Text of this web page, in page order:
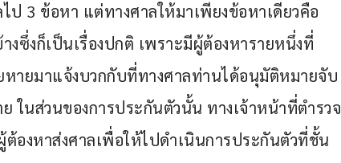
ป 3 ข้อหา แต่ทางศาลให้มาเพียงข้อหาเดียวคือ
งซึ่งก็เป็นเรื่องปกติ เพราะมีผู้ต้องหารายหนึ่งที่
ายมาแจ้งบวกกับที่ทางศาลท่านได้อนุมัติหมายจับ
ในส่วนของการประกันตัวนั้น ทางเจ้าหน้าที่ตำรวจ
องหาส่งศาลเพื่อให้ไปดำเนินการประกันตัวที่ชั้น